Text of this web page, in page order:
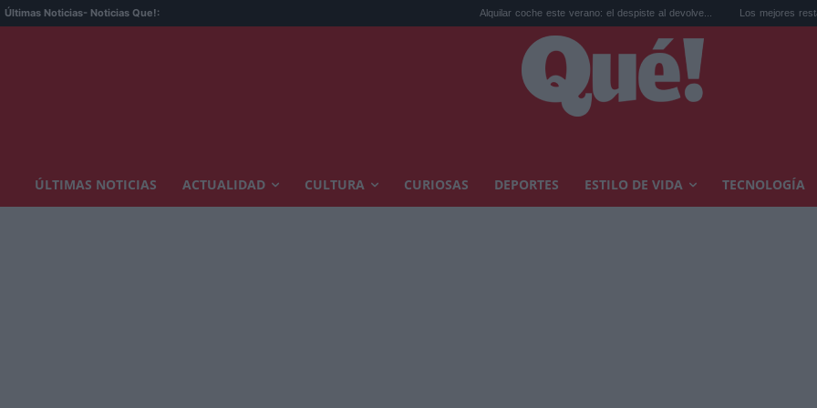
Últimas Noticias- Noticias Que!: Alquilar coche este verano: el despiste al devolve... Los mejores restaurantes de
ÚLTIMAS NOTICIAS ACTUALIDAD CULTURA CURIOSAS DEPORTES ESTILO DE VIDA TECNOLOGÍA